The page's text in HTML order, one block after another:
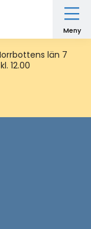
Meny
län 7
12.00